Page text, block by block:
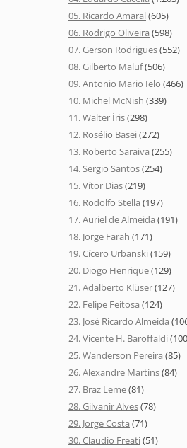
05. Ricardo Amaral(605)
06. Rodrigo Oliveira (598)
07. Gerson Rodrigues(552)
08. Gilberto Maluf(506)
09. Antonio Mario Ielo (466)
10. Michel McNish (339)
11. Walter Íris(298)
12. Rosélio Basei(272)
13. Roberto Saraiva (255)
14. Sergio Santos(254)
15. Vítor Dias(219)
16. Rodolfo Stella (197)
17. Auriel de Almeida (191)
18. Jorge Farah (171)
19. Cícero Urbanski(159)
20. Diogo Henrique(129)
21. Adalberto Klüser(127)
22. Felipe Feitosa (124)
23. José Ricardo Almeida
24. Vicente H. Baroffaldi
25. Wanderson Pereira (85)
26. Alexandre Martins(84)
27. Braz Leme(81)
28. Gilvanir Alves(78)
29. Jorge Costa (71)
30. Claudio Freati(51)